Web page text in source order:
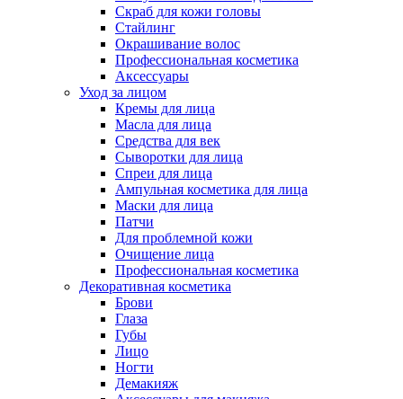
Скраб для кожи головы
Стайлинг
Окрашивание волос
Профессиональная косметика
Аксессуары
Уход за лицом
Кремы для лица
Масла для лица
Средства для век
Сыворотки для лица
Спреи для лица
Ампульная косметика для лица
Маски для лица
Патчи
Для проблемной кожи
Очищение лица
Профессиональная косметика
Декоративная косметика
Брови
Глаза
Губы
Лицо
Ногти
Демакияж